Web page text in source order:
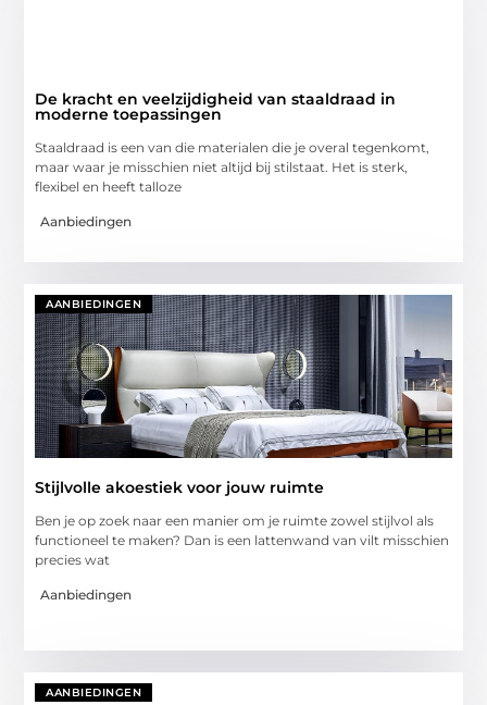
De kracht en veelzijdigheid van staaldraad in
moderne toepassingen
Staaldraad is een van die materialen die je overal tegenkomt,
maar waar je misschien niet altijd bij stilstaat. Het is sterk,
flexibel en heeft talloze
Aanbiedingen
AANBIEDINGEN
Stijlvolle akoestiek voor jouw ruimte
Ben je op zoek naar een manier om je ruimte zowel stijlvol als
functioneel te maken? Dan is een lattenwand van vilt misschien
precies wat
Aanbiedingen
AANBIEDINGEN